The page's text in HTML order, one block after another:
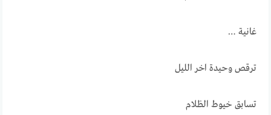
غانية …
ترقص وحيدة اخر الليل
تسابق خيوط الظلام